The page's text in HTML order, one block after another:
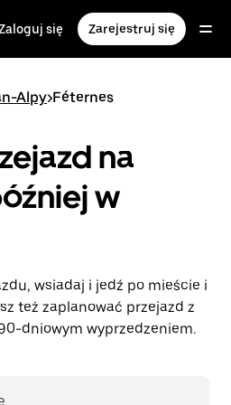
się Zarejestruj się
Alpy>Féternes
na
w
wsiadaj i jedź po mieście i
też zaplanować przejazd z
dniowym wyprzedzeniem.